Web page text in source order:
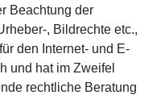
Beachtung der
, Bildrechte etc.,
den Internet- und E-
und hat im Zweifel
rechtliche Beratung